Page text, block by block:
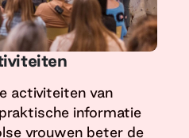
activiteiten van
informatie
vrouwen beter de